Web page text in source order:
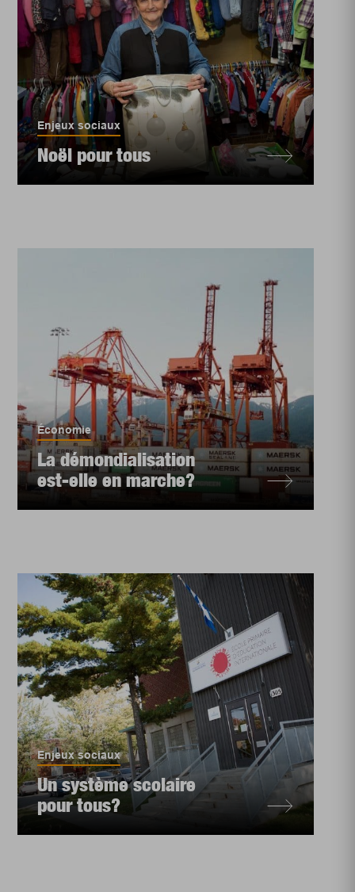
Enjeux sociaux
Noël pour tous
Économie
La démondialisation
est-elle en marche?
Enjeux sociaux
Un système scolaire
pour tous?